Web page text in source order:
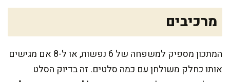
מרכיבים
המתכון מספיק למשפחה של 6 נפשות, או ל-8 אם מגישים
אותו כחלק משולחן עם כמה סלטים. זה בדיוק הסלט